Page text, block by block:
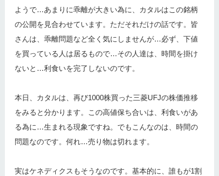
ようで…あまりに乖離が大きい為に、カタルはこの銘柄
の公開を見合わせています。ただそれだけの話です。皆
さんは、乖離問題など全く気にしませんが…必ず、下値
を買っている人は居るもので…その人達は、時間を掛け
ないと…利食いを完了しないのです。
本日、カタルは、再び1000株買った三菱UFJの株価推移
をみると分かります。この高値保ち合いは、利食いがあ
る為に…生まれる現象ですね。でもこんなのは、時間の
問題なのです。何れ…売り物は切れます。
実はケネディクスもそうなのです。基本的に、誰もが1割